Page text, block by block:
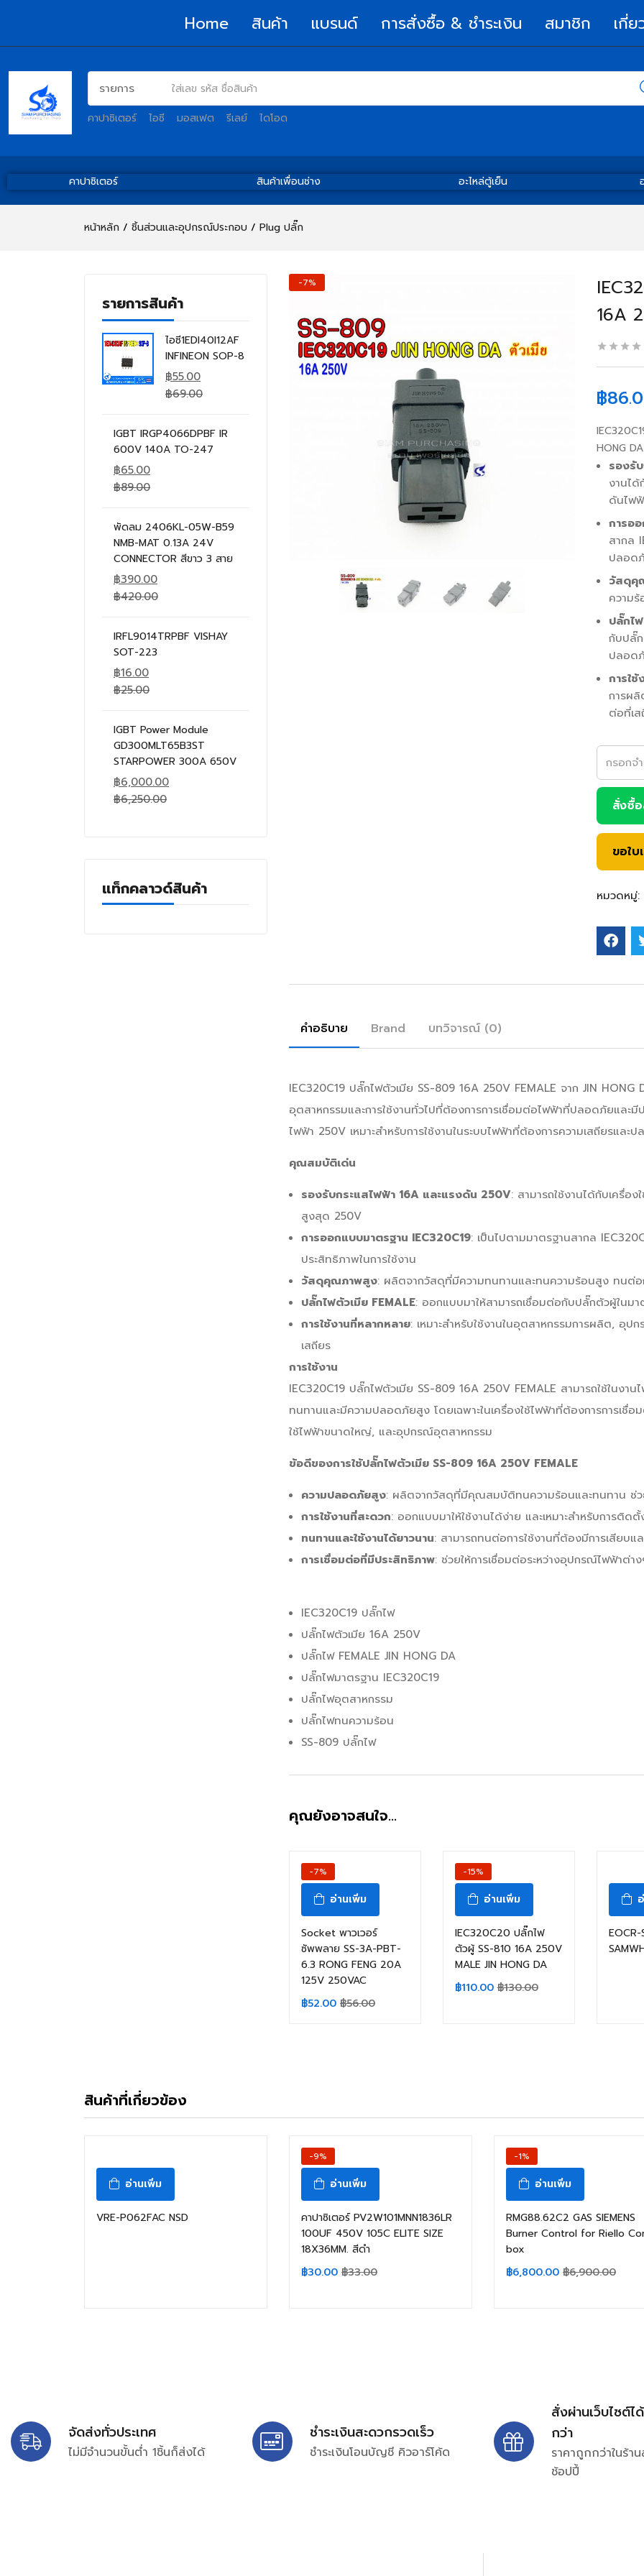
Home สินค้า แบรนด์ การสั่งซื้อ & ชำระเงิน สมาชิก เกี่ย
คาปาซิเตอร์ ไอซี มอสเฟต รีเลย์ ไดโอด
คาปาซิเตอร์ สินค้าเพื่อนช่าง อะไหล่ตู้เย็น
หน้าหลัก ชิ้นส่วนและอุปกรณ์ประกอบ Plug ปลั๊ก
รายการสินค้า
ไอซี1EDI40I12AF
INFINEON SOP-8
฿55.00
฿69.00
IGBT IRGP4066DPBF IR
600V 140A TO-247
฿65.00
฿89.00
พัดลม 2406KL-05W-B59
NMB-MAT 0.13A 24V
CONNECTOR สีขาว 3 สาย
฿390.00
฿420.00
IRFL9014TRPBF VISHAY
SOT-223
฿16.00
฿25.00
IGBT Power Module
GD300MLT65B3ST
STARPOWER 300A 650V
฿6,000.00
฿6,250.00
แท็กคลาวด์สินค้า
-7%
16A
฿
HONG DA
รองรั
งานได้
ดันไฟ
การอ
สากล
ปลอดภั
วัสดุคุ
ความร้
ปลั๊กไ
กับปลั๊ก
ปลอด
การใ
การผ
ต่อที่เ
สั่งซื้
ขอใบ
หมวดหมู่:
คำอธิบาย Brand บทวิจารณ์ (0)
IEC320C19 ปลั๊กไฟตัวเมีย SS-809 16A 250V FEMALE จาก JIN
อุตสาหกรรมและการใช้งานทั่วไปที่ต้องการการเชื่อมต่อไฟฟ้าที่ปลอดภัยและ
ไฟฟ้า 250V เหมาะสำหรับการใช้งานในระบบไฟฟ้าที่ต้องการความเสถียรและ
คุณสมบัติเด่น
รองรับกระแสไฟฟ้า 16A และแรงดัน 250V: สามารถใช้งานได้กับเครื่อ
สูงสุด 250V
การออกแบบมาตรฐาน IEC320C19: เป็นไปตามมาตรฐานสากล
ประสิทธิภาพในการใช้งาน
วัสดุคุณภาพสูง: ผลิตจากวัสดุที่มีความทนทานและทนความร้อนสูง ทนต่อก
ปลั๊กไฟตัวเมีย FEMALE: ออกแบบมาให้สามารถเชื่อมต่อกับปลั๊กตัวผู้ในม
การใช้งานที่หลากหลาย: เหมาะสำหรับใช้งานในอุตสาหกรรมการผลิต, อุ
เสถียร
การใช้งาน
IEC320C19 ปลั๊กไฟตัวเมีย SS-809 16A 250V FEMALE สามารถใช้ในงา
ทนทานและมีความปลอดภัยสูง โดยเฉพาะในเครื่องใช้ไฟฟ้าที่ต้องการการเ
ใช้ไฟฟ้าขนาดใหญ่, และอุปกรณ์อุตสาหกรรม
ข้อดีของการใช้ปลั๊กไฟตัวเมีย SS-809 16A 250V FEMALE
ความปลอดภัยสูง: ผลิตจากวัสดุที่มีคุณสมบัติทนความร้อนและทนทาน ช่ว
การใช้งานที่สะดวก: ออกแบบมาให้ใช้งานได้ง่าย และเหมาะสำหรับการติด
ทนทานและใช้งานได้ยาวนาน: สามารถทนต่อการใช้งานที่ต้องมีการเสียบ
การเชื่อมต่อที่มีประสิทธิภาพ: ช่วยให้การเชื่อมต่อระหว่างอุปกรณ์ไฟฟ้าต่
IEC320C19 ปลั๊กไฟ
ปลั๊กไฟตัวเมีย 16A 250V
ปลั๊กไฟ FEMALE JIN HONG DA
ปลั๊กไฟมาตรฐาน IEC320C19
ปลั๊กไฟอุตสาหกรรม
ปลั๊กไฟทนความร้อน
SS-809 ปลั๊กไฟ
คุณยังอาจสนใจ…
-7%
อ่านเพิ่ม
Socket พาวเวอร์
ซัพพลาย SS-3A-PBT-
6.3 RONG FENG 20A
125V 250VAC
฿52.00 ฿56.00
-15%
อ่านเพิ่ม
IEC320C20 ปลั๊กไฟ
ตัวผู้ SS-810 16A 250V
MALE JIN HONG DA
฿110.00 ฿130.00
สินค้าที่เกี่ยวข้อง
อ่านเพิ่ม
VRE-P062FAC NSD
-9%
อ่านเพิ่ม
คาปาซิเตอร์ PV2W101MNN1836LR
100UF 450V 105C ELITE SIZE
18X36MM. สีดำ
฿30.00 ฿33.00
-1%
อ่านเพิ่ม
RMG88.62C2 GAS SIEMENS
Burner Control for Riello
box
฿6,800.00 ฿6,900.00
จัดส่งทั่วประเทศ
ไม่มีจำนวนขั้นต่ำ 1ชิ้นก็ส่งได้
ชำระเงินสะดวกรวดเร็ว
ชำระเงินโอนบัญชี คิวอาร์โค้ด
สั่งผ่านเว็บไซต์ไ
กว่า
ราคาถูกกว่าในร้า
ช้อปปี้